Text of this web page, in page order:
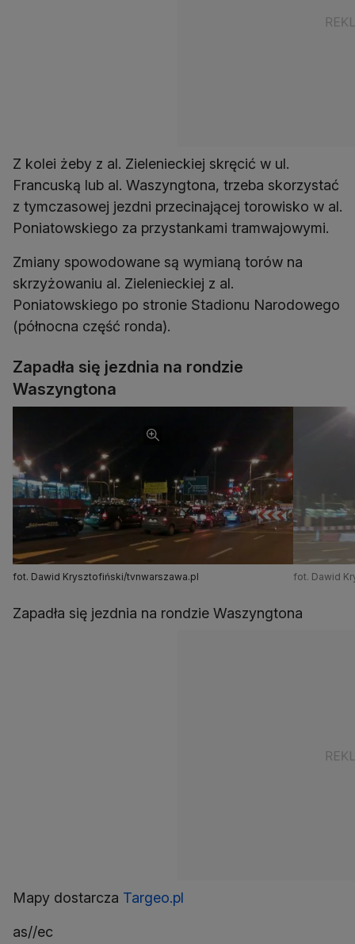
Z kolei żeby z al. Zielenieckiej skręcić w ul.
Francuską lub al. Waszyngtona, trzeba skorzystać
z tymczasowej jezdni przecinającej torowisko w al.
Poniatowskiego za przystankami tramwajowymi.
Zmiany spowodowane są wymianą torów na
skrzyżowaniu al. Zielenieckiej z al.
Poniatowskiego po stronie Stadionu Narodowego
(północna część ronda).
Zapadła się jezdnia na rondzie
Waszyngtona
fot. Dawid Krysztofiński/tvnwarszawa.pl fot. Dawid
Zapadła się jezdnia na rondzie Waszyngtona
Mapy dostarcza Targeo.pl
as//ec